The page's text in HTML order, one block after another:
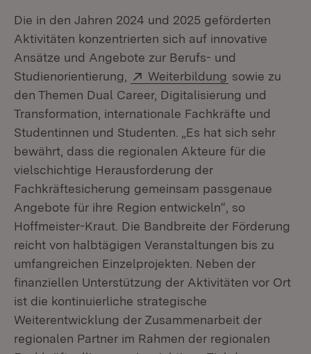
Die in den Jahren 2024 und 2025 geförderten
Aktivitäten konzentrierten sich auf innovative
Ansätze und Angebote zur Berufs- und
Studienorientierung,
Extern:
Weiterbildung (Öffnet in
sowie zu
den Themen Dual Career, Digitalisierung und
Transformation, internationale Fachkräfte und
Studentinnen und Studenten. „Es hat sich sehr
bewährt, dass die regionalen Akteure für die
vielschichtige Herausforderung der
Fachkräftesicherung gemeinsam passgenaue
Angebote für ihre Region entwickeln“, so
Hoffmeister-Kraut. Die Bandbreite der Förderung
reicht von halbtägigen Veranstaltungen bis zu
umfangreichen Einzelprojekten. Neben der
finanziellen Unterstützung der Aktivitäten vor Ort
ist die kontinuierliche strategische
Weiterentwicklung der Zusammenarbeit der
regionalen Partner im Rahmen der regionalen